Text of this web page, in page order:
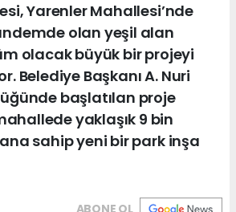
Yarenler Mahallesi’nde
olan yeşil alan
olacak büyük bir projeyi
Belediye Başkanı A. Nuri
başlatılan proje
yaklaşık 9 bin
sahip yeni bir park inşa